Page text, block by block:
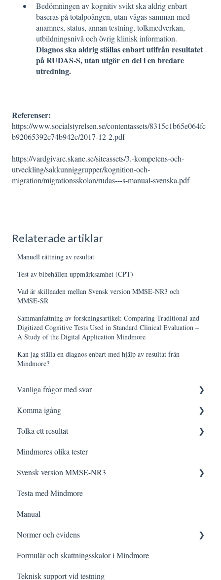
Bedömningen av kognitiv svikt ska aldrig enbart
baseras på totalpoängen, utan vägas samman med
anamnes, status, annan testning, tolkmedverkan,
utbildningsnivå och övrig klinisk information.
Diagnos ska aldrig ställas enbart utifrån resultatet
på RUDAS-S, utan utgör en del i en bredare
utredning.
Referenser:
https://www.socialstyrelsen.se/contentassets/8315c1b65e064fc
b92065392c74b942c/2017-12-2.pdf
https://vardgivare.skane.se/siteassets/3.-kompetens-och-
utveckling/sakkunniggrupper/kognition-och-
migration/migrationsskolan/rudas---s-manual-svenska.pdf
Relaterade artiklar
Manuell rättning av resultat
Test av bibehållen uppmärksamhet (CPT)
Vad är skillnaden mellan Svensk version MMSE-NR3 och
MMSE-SR
Sammanfattning av forskningsartikel: Comparing Traditional and
Digitized Cognitive Tests Used in Standard Clinical Evaluation –
A Study of the Digital Application Mindmore
Kan jag ställa en diagnos enbart med hjälp av resultat från
Mindmore?
Vanliga frågor med svar
Logga in
Testning
Tolkning
Felsökning
Datalagring och säkerhet
Komma igång
Innan testning
Testa med Mindmore
Tolka ett resultat
Frågor och svar
Den kognitiva profilen
Tips och strategier
Kognitiva funktioner i vardagen
Testning vid specifik frågeställning
Meddelanden i detaljerade resultatvyn
Mindmores olika tester
Svensk version MMSE-NR3
Frågor och svar
Administrering
Rättning och Tolkning för specifik kategori
Testa med Mindmore
Manual
Normer och evidens
Forskningsartiklar och sammanfattningar
Evidens per domän
Formulär och skattningsskalor i Mindmore
Teknisk support vid testning